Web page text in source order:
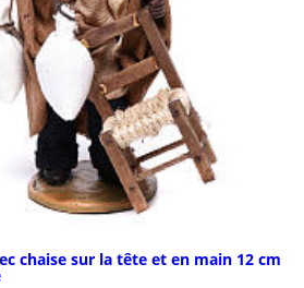
chaise sur la tête et en main 12 cm